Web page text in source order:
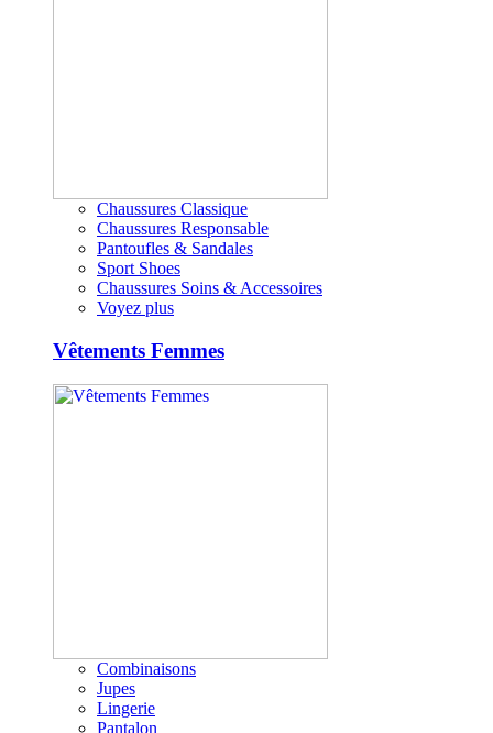
Chaussures Classique
Chaussures Responsable
Pantoufles & Sandales
Sport Shoes
Chaussures Soins & Accessoires
Voyez plus
Vêtements Femmes
Combinaisons
Jupes
Lingerie
Pantalon